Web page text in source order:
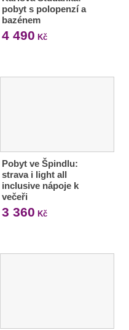
pobyt s polopenzí a
bazénem
4 490 Kč
Pobyt ve Špindlu:
strava i light all
inclusive nápoje k
večeři
3 360 Kč